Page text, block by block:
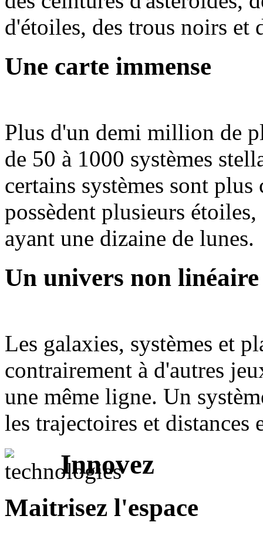
d'étoiles, des trous noirs et
Une carte immense
Plus d'un demi million de
de 50 à 1000 systèmes
certains systèmes sont
possèdent plusieurs
ayant une dizaine de lunes.
Un univers non linéaire
Les galaxies, systèmes et
contrairement à d'autres
une même ligne. Un
les trajectoires et distances
Innovez
Maitrisez l'espace